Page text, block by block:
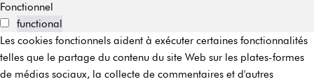
Fonctionnel
functional
Les cookies fonctionnels aident à exécuter certaines fonctionnalités
telles que le partage du contenu du site Web sur les plates-formes
de médias sociaux, la collecte de commentaires et d'autres